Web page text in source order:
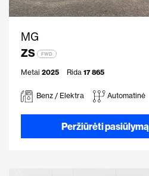
MG
ZS
FWD
Metai 2025 Rida 17 865
Benz / Elektra Automatinė
Peržiūrėti pasiūlymą